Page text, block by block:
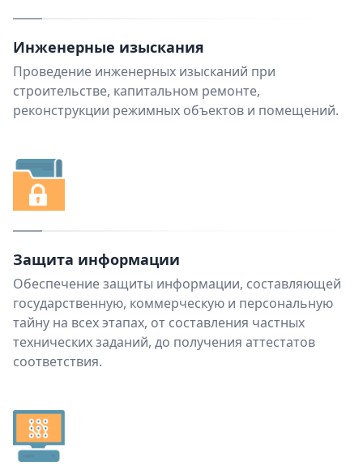
Инженерные изыскания
Проведение инженерных изысканий при
строительстве, капитальном ремонте,
реконструкции режимных объектов и помещений.
Защита информации
Обеспечение защиты информации, составляющей
государственную, коммерческую и персональную
тайну на всех этапах, от составления частных
технических заданий, до получения аттестатов
соответствия.